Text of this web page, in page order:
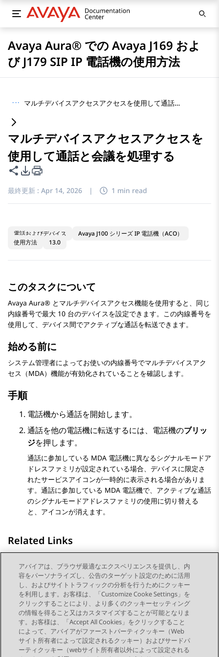
Avaya Aura® での Avaya J169 およ
び J179 SIP IP 電話機の使用方法
··· マルチデバイスアクセスアクセスを使用して通話と会議を処理する
マルチデバイスアクセスアクセスを
使用して通話と会議を処理する
このページを共有
PDFエクスポートオプション
最終更新 : Apr 14, 2026 | 1 min read
電話およびデバイス
Avaya J100 シリーズ IP 電話機（ACO）
使用方法
13.0
このタスクについて
Avaya Aura® とマルチデバイスアクセス機能を使用すると、同じ
内線番号で最大 10 台のデバイスを設定できます。この内線番号を
使用して、デバイス間でアクティブな通話を転送できます。
始める前に
システム管理者によってお使いの内線番号でマルチデバイスアク
セス（MDA）機能が有効化されていることを確認します。
手順
電話機から通話を開始します。
通話を他の電話機に転送するには、電話機のブリッ
ジを押します。
通話に参加している MDA 電話機に異なるシグナルモードア
ドレスファミリが設定されている場合、デバイスに限定さ
れたサービスアイコンが一時的に表示される場合がありま
す。通話に参加している MDA 電話機で、アクティブな通話
のシグナルモードアドレスファミリの使用に切り替える
と、アイコンが消えます。
Related Links
保留なしの会議に参加者を追加する
マルチデバイスアクセス
Send Feedback
アバイアは、ブラウザ最適なエクスペリエンスを提供し、内
容をパーソナライズし、公告のターゲット設定のために活用
し、およびサイトトラフィックの分析を行うためにクッキー
を利用します。お客様は、「Customize Cooke Settings」を
クリックすることにより、より多くのクッキーセッティング
の情報を得ること又はカスタマイズすることが可能となりま
す。お客様は、「Accept All Cookies」をクリックすること
によって、アバイアがファーストパーティクッキー（Web
サイト所有者によって設定されるクッキー）およびサードパ
ーティクッキー（webサイト所有者以外によって設定される